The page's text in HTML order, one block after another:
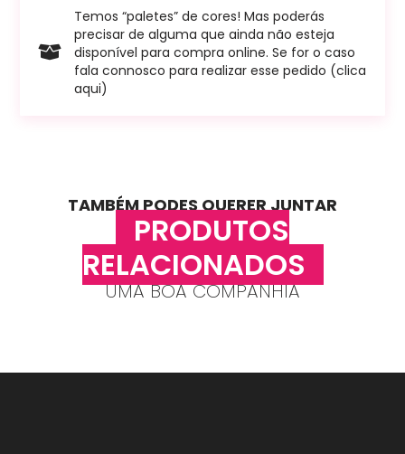
Temos “paletes” de cores! Mas poderás
precisar de alguma que ainda não esteja
disponível para compra online. Se for o caso
fala connosco para realizar esse pedido (clica
aqui)
TAMBÉM PODES QUERER JUNTAR
PRODUTOS
RELACIONADOS
UMA BOA COMPANHIA